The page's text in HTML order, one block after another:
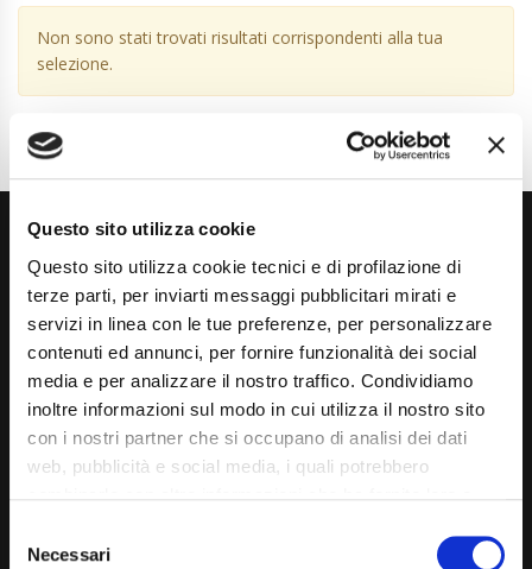
Questo sito utilizza cookie
Questo sito utilizza cookie tecnici e di profilazione di
terze parti, per inviarti messaggi pubblicitari mirati e
servizi in linea con le tue preferenze, per personalizzare
contenuti ed annunci, per fornire funzionalità dei social
media e per analizzare il nostro traffico. Condividiamo
inoltre informazioni sul modo in cui utilizza il nostro sito
con i nostri partner che si occupano di analisi dei dati
web, pubblicità e social media, i quali potrebbero
mera chiusura del banner non comporta l’accettazione
Selection
Necessari
Non sono stati trovati risultati corrispondenti alla tua
selezione.
Via Giuditta Pasta 2, Como (CO) 22100
(+39) 031 431 3066
info@carspecialist.eu
Sabato: 09:00 - 12:30